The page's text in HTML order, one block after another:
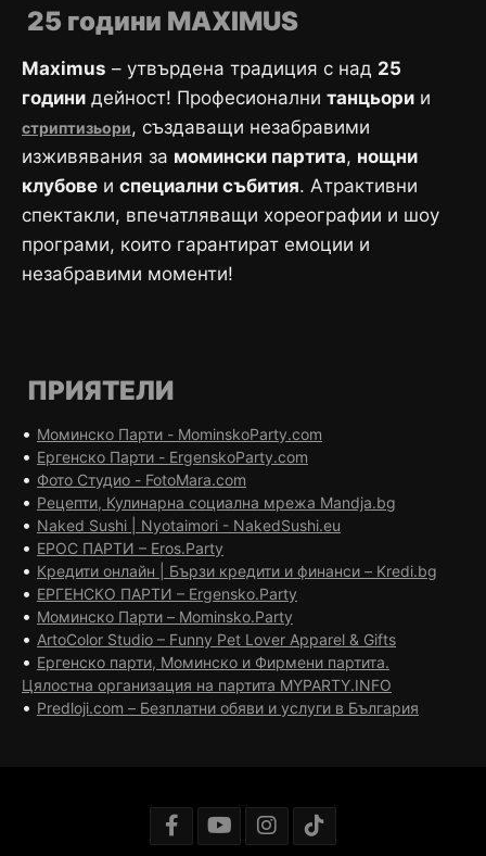
25 години MAXIMUS
Maximus – утвърдена традиция с над 25
години дейност! Професионални танцьори и
стриптизьори, създаващи незабравими
изживявания за момински партита, нощни
клубове и специални събития. Атрактивни
спектакли, впечатляващи хореографии и шоу
програми, които гарантират емоции и
незабравими моменти!
ПРИЯТЕЛИ
• Моминско Парти - MominskoParty.com
• Ергенско Парти - ErgenskoParty.com
• Фото Студио - FotoMara.com
• Рецепти, Кулинарна социална мрежа Mandja.bg
• Naked Sushi | Nyotaimori - NakedSushi.eu
• ЕРОС ПАРТИ – Eros.Party
• Кредити онлайн | Бързи кредити и финанси – Kredi.bg
• ЕРГЕНСКО ПАРТИ – Ergensko.Party
• Моминско Парти – Mominsko.Party
• ArtoColor Studio – Funny Pet Lover Apparel & Gifts
• Ергенско парти, Моминско и Фирмени партита.
Цялостна организация на партита MYPARTY.INFO
• Predloji.com – Безплатни обяви и услуги в България